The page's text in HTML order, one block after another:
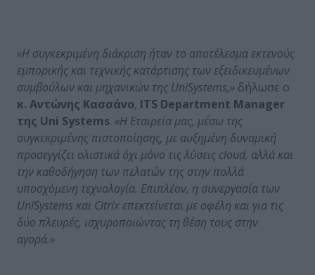
«Η συγκεκριμένη διάκριση ήταν το αποτέλεσμα εκτενούς
εμπορικής και τεχνικής κατάρτισης των εξειδικευμένων
συμβούλων και μηχανικών της UniSystems,» δήλωσε ο
κ. Αντώνης Κασσάνο, ITS Department Manager
της Uni Systems. «Η Εταιρεία μας, μέσω της
συγκεκριμένης πιστοποίησης, με αυξημένη δυναμική
προσεγγίζει ολιστικά όχι μόνο τις λύσεις cloud, αλλά και
την καθοδήγηση των πελατών της στην πολλά
υποσχόμενη τεχνολογία. Επιπλέον, η συνεργασία των
UniSystems και Citrix επεκτείνεται με οφέλη και για τις
δύο πλευρές, ισχυροποιώντας τη θέση τους στην
αγορά.»